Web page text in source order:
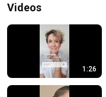
Videos
1:26